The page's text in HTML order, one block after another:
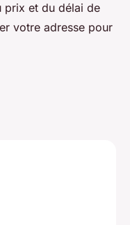
prix et du délai de
votre adresse pour